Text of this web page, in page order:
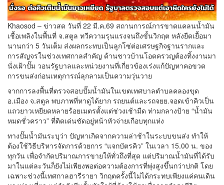
Khaosod – ข่าวสด วันที่ 22 มี.ค.69 สถานการณ์การขาดแคลนน้ำมัน
เชื้อเพลิงในพื้นที่ จ.สตูล ทวีความรุนแรงจนถึงขั้นวิกฤต หลังยืดเยื้อมา
นานกว่า 5 วันเต็ม ส่งผลกระทบเป็นลูกโซ่ต่อเศรษฐกิจฐานรากและ
การสัญจรในช่วงเทศกาลสำคัญ ด้านชาวบ้านโอดครวญต้องทิ้งงานมา
นั่งเฝ้าปั๊ม วอนรัฐบาลและหน่วยงานที่เกี่ยวข้องเร่งแก้ปัญหาคอขวด
การขนส่งก่อนเหตุการณ์ลุกลามเป็นความวุ่นวาย
จากการลงพื้นที่ตรวจสอบปั๊มน้ำมันในเขตเทศบาลตำบลคลองขุด
อ.เมือง จ.สตูล พบภาพที่หาดูได้ยาก รถยนต์และรถจยย.จอดเข้าคิวเป็น
แถวยาวเหยียดหลายร้อยเมตรตั้งแต่ช่วงเช้ามืด ท่ามกลางป้าย “น้ำมัน
หมดชั่วคราว” ที่ติดเด่นชัดอยู่หน้าหัวจ่ายเกือบทุกแห่ง
ทางปั๊มน้ำมันระบุว่า ปัญหาเกิดจากความล่าช้าในระบบขนส่ง ทำให้
ต้องใช้วิธีบริหารจัดการด้วยการ “แจกบัตรคิว” ในเวลา 15.00 น. ของ
ทุกวัน เพื่อจำกัดปริมาณการขายให้ทั่วถึงที่สุด แต่ปริมาณน้ำมันที่ได้รับ
มาในแต่ละวันก็ยังไม่เพียงพอต่อความต้องการที่พุ่งสูงขึ้นกว่าปกติ โดย
เฉพาะช่วงนี้เทศกาลฮารีรายา วิกฤตครั้งนี้ไม่ได้กระทบเพียงแค่คนเดิน